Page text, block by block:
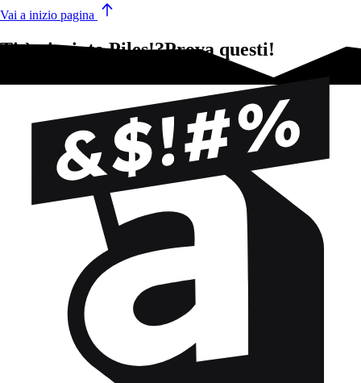
Vai a inizio pagina
Ti è piaciuto Piles!?Prova questi!